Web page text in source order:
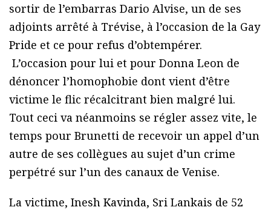
sortir de l’embarras Dario Alvise, un de ses
adjoints arrêté à Trévise, à l’occasion de la Gay
Pride et ce pour refus d’obtempérer.
L’occasion pour lui et pour Donna Leon de
dénoncer l’homophobie dont vient d’être
victime le flic récalcitrant bien malgré lui.
Tout ceci va néanmoins se régler assez vite, le
temps pour Brunetti de recevoir un appel d’un
autre de ses collègues au sujet d’un crime
perpétré sur l’un des canaux de Venise.
La victime, Inesh Kavinda, Sri Lankais de 52